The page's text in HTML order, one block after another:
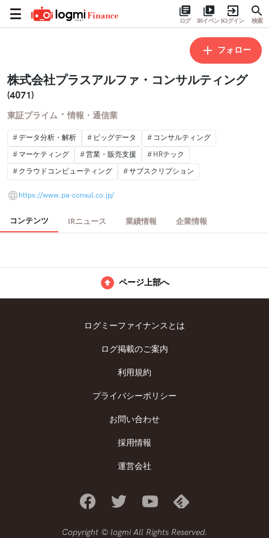
ログ IRイベントログイン 検索
フォロー
株式会社プラスアルファ・コンサルティング
(4071)
東証プライム ・ 情報・通信業
データ分析・解析 ビッグデータ
コンサルティング
マーケティング
営業・販売支援
HRテック
クラウドコンピューティング
サブスクリプション
https://www.pa-consul.co.jp/
コンテンツ IRニュース 業績情報 企業情報
ページ上部へ
ログミーファイナンスとは
ログ掲載のご案内
利用規約
プライバシーポリシー
お問い合わせ
採用情報
運営会社
Copyright © logmi All Rights Reserved.